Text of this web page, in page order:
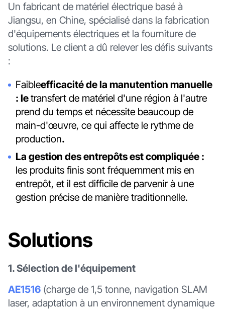
Un fabricant de matériel électrique basé à
Jiangsu, en Chine, spécialisé dans la fabrication
d'équipements électriques et la fourniture de
solutions. Le client a dû relever les défis suivants
:
‍Faibleefficacité de la manutention manuelle
: letransfert de matériel d'une région à l'autre
prend du temps et nécessite beaucoup de
main-d'œuvre, ce qui affecte le rythme de
production.‍
La gestion des entrepôts est compliquée :
les produits finis sont fréquemment mis en
entrepôt, et il est difficile de parvenir à une
gestion précise de manière traditionnelle.
Solutions
1. Sélection de l'équipement
AE1516(charge de 1,5 tonne, navigation SLAM
laser, adaptation à un environnement dynamique